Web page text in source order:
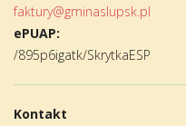
faktury@gminaslupsk.pl
ePUAP:
/895p6igatk/SkrytkaESP
Kontakt